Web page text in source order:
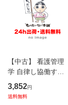
【中古】 看護管理
学 自律し協働する
専門職の看護マネ
ジメントスキル 改
3,852円
送料無料